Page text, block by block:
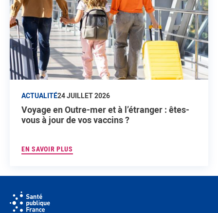
ACTUALITÉ24 JUILLET 2026
Voyage en Outre-mer et à l’étranger : êtes-
vous à jour de vos vaccins ?
EN SAVOIR PLUS